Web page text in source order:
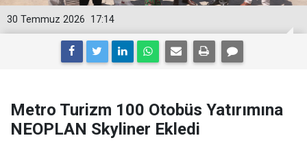
17:14
30 Temmuz 2026
Metro Turizm 100 Otobüs Yatırımına
NEOPLAN Skyliner Ekledi